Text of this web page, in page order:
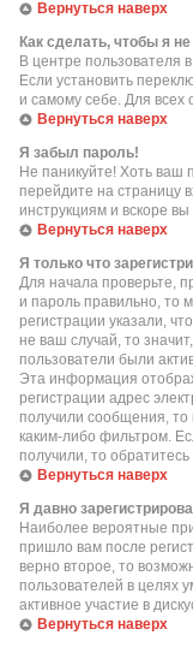
Вернуться наверх
Как сделать, чтобы я
В центре пользователя
Если установить
и самому себе. Для всех
Вернуться наверх
Я забыл пароль!
Не паникуйте! Хоть ваш
перейдите на страницу
инструкциям и вскоре
Вернуться наверх
Я только что
Для начала проверьте,
и пароль правильно, то
регистрации указали,
не ваш случай, то
пользователи были
Эта информация
регистрации адрес
получили сообщения, то
каким-либо фильтром.
получили, то
Вернуться наверх
Я давно
Наиболее вероятные
пришло вам после
верно второе, то
пользователей в целях
активное участие в
Вернуться наверх